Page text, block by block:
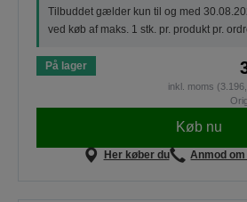
Tilbuddet gælder kun til og med
ved køb af maks. 1 stk. pr. produkt pr.
På lager
inkl. moms
Køb nu
Her køber du Anmod